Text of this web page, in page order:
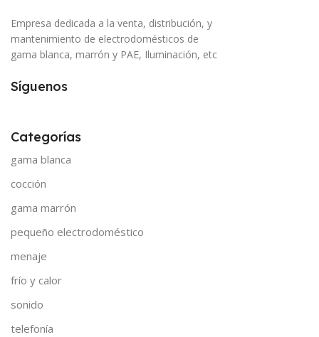
Empresa dedicada a la venta, distribución, y
mantenimiento de electrodomésticos de
gama blanca, marrón y PAE, Iluminación, etc
Síguenos
Categorías
gama blanca
cocción
gama marrón
pequeño electrodoméstico
menaje
frío y calor
sonido
telefonía